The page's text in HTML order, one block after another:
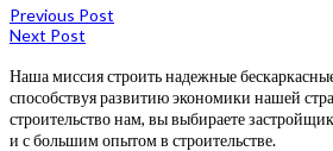
Previous Post
Next Post
Наша миссия строить надежные
способствуя развитию экономики нашей
строительство нам, вы выбираете
и с большим опытом в строительстве.